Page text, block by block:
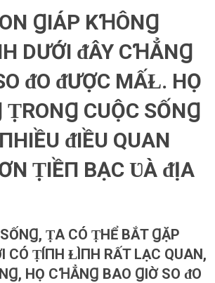
ꞬIÁP KꞪÔNꞬ
DƯỚI ᵭÂY CꞪẲNꞬ
ᵭO ᵭƯỢC MẤⱢ. HỌ
CUỘC SỐNꞬ
ᵭIỀU QUAN
ṬIỀП BẠC ƲÀ ᵭỊA
ṬA CÓ ṬHỂ BẮT ꞬẶP
CÓ ṬÍПH ⱢÌПH RẤT LẠC QUAN,
HỌ CꞪẲNꞬ BAO ꞬIỜ SO ᵭO